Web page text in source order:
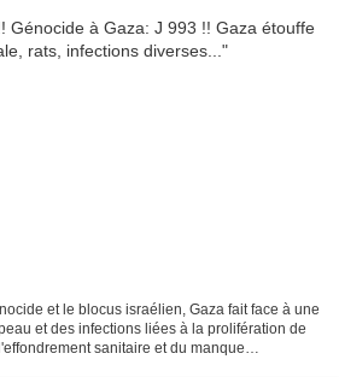
et le blocus israélien, Gaza fait face à une
et des infections liées à la prolifération de
sanitaire et du manque